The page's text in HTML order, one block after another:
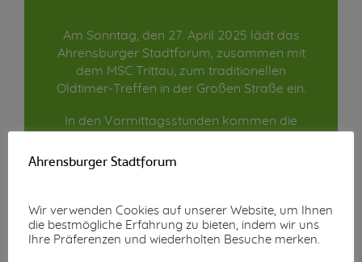
Am Sonntag, den 27. April 2025 lädt das
Ahrensburger Stadtforum, zusammen mit
dem MSC Trittau, zum traditionellen
Oldtimer-Treffen in der Großen Straße ein.
In den Vormittagsstunden kommen die
um die besten Plätze zu ergattern. Mittags
ersten Reihe. Das macht aber nichts, denn
die Fans finden jedes Schmuckstück auch in
der entlegensten Ecke.
Ahrensburger Stadtforum
Wir verwenden Cookies auf unserer Website, um Ihnen
die bestmögliche Erfahrung zu bieten, indem wir uns
Ihre Präferenzen und wiederholten Besuche merken.